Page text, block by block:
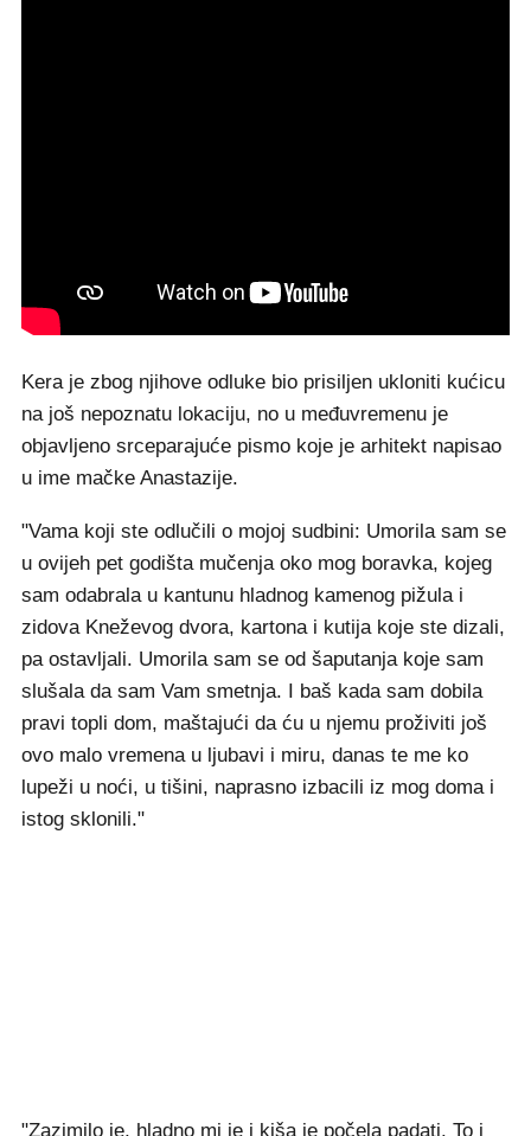
Kera je zbog njihove odluke bio prisiljen ukloniti kućicu
na još nepoznatu lokaciju, no u međuvremenu je
objavljeno srceparajuće pismo koje je arhitekt napisao
u ime mačke Anastazije.
"Vama koji ste odlučili o mojoj sudbini: Umorila sam se
u ovijeh pet godišta mučenja oko mog boravka, kojeg
sam odabrala u kantunu hladnog kamenog pižula i
zidova Kneževog dvora, kartona i kutija koje ste dizali,
pa ostavljali. Umorila sam se od šaputanja koje sam
slušala da sam Vam smetnja. I baš kada sam dobila
pravi topli dom, maštajući da ću u njemu proživiti još
ovo malo vremena u ljubavi i miru, danas te me ko
lupeži u noći, u tišini, naprasno izbacili iz mog doma i
istog sklonili."
"Zazimilo je, hladno mi je i kiša je počela padati. To i